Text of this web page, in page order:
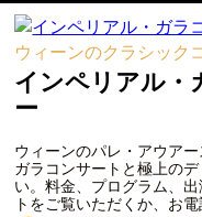
ウィーンのクラシック
インペリアル・
ー
ウィーンのパレ・アウア
ガラコンサートと極上の
い。料金、プログラム、
トをご覧いただくか、お